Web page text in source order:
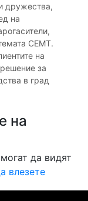
дружества,
на
СЕМТ.
на
за
в град
на
да видят
влезете